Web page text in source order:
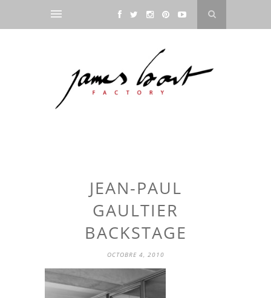
JEAN-PAUL
GAULTIER
BACKSTAGE
OCTOBRE 4, 2010